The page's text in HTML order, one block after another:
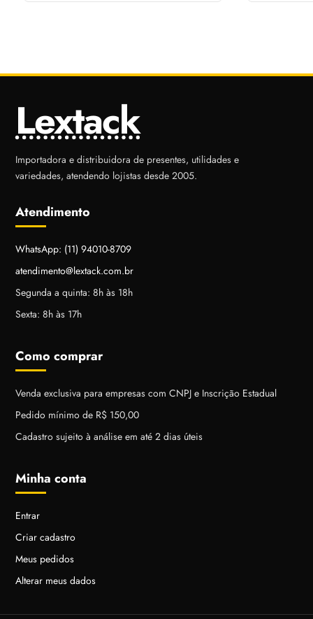
Atendimento
WhatsApp: (11) 94010-8709
atendimento@lextack.com.br
Segunda a quinta: 8h às 18h
Sexta: 8h às 17h
Como comprar
Venda exclusiva para empresas com CNPJ e Inscrição Estadual
Pedido mínimo de R$ 150,00
Cadastro sujeito à análise em até 2 dias úteis
Minha conta
Entrar
Criar cadastro
Meus pedidos
Alterar meus dados
Lextack
Importadora e distribuidora de presentes, utilidades e
variedades, atendendo lojistas desde 2005.